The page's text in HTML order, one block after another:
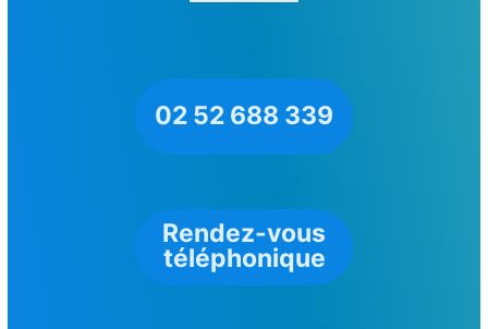
02 52 688 339
Rendez-vous
téléphonique